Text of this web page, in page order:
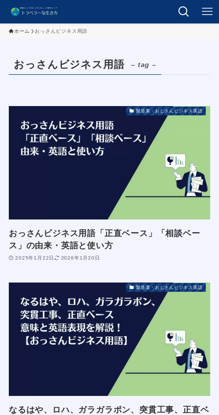
ホーム おっさんビジネス用語
おっさんビジネス用語 – tag –
製造業・おじさんビジネス英語
おっさんビジネス用語「正直ベース」「相談ベー
ス」の由来・英語と使い方
2025年1月22日 2026年1月20日
製造業・おじさんビジネス英語
なるはや、ロハ、ガラガラポン、突貫工事、正直ベ